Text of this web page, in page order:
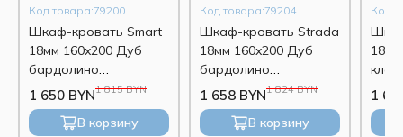
Код товара:79200
Шкаф-кровать Smart
18мм 160x200 Дуб
бардолино
натуральный1 815 BYN
1 650 BYN
В корзину
Код товара:79204
Шкаф-кровать Strada
18мм 160x200 Дуб
бардолино
натуральный1 824 BYN
1 658 BYN
В корзину
Код
1